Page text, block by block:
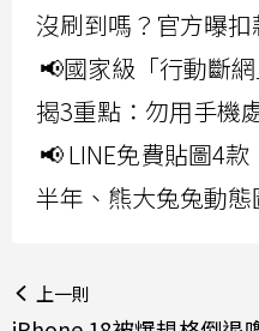
沒刷到嗎？官方曝
📢國家級「行動斷
揭3重點：勿用手機
📢 LINE免費貼圖4
半年、熊大兔兔動態
上一則